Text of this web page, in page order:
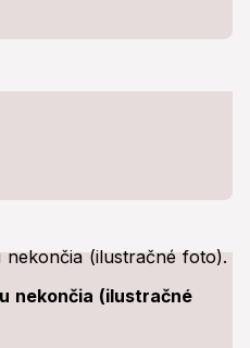
nekončia (ilustračné